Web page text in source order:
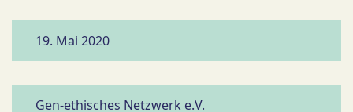
19. Mai 2020
Gen-ethisches Netzwerk e.V.